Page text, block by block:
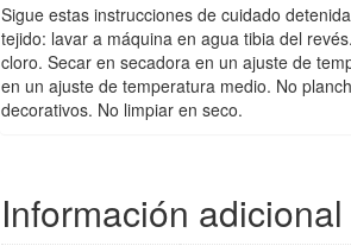
Sigue estas instrucciones de cuidado
tejido: lavar a máquina en agua tibia del
cloro. Secar en secadora en un ajuste de
en un ajuste de temperatura medio. No
decorativos. No limpiar en seco.
Información adicional